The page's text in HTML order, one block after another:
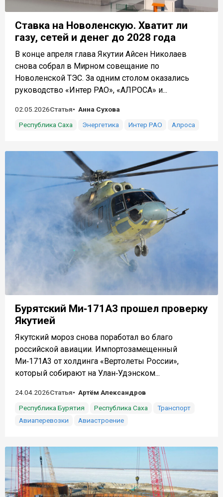
Ставка на Новоленскую. Хватит ли
газу, сетей и денег до 2028 года
В конце апреля глава Якутии Айсен Николаев
снова собрал в Мирном совещание по
Новоленской ТЭС. За одним столом оказались
руководство «Интер РАО», «АЛРОСА» и...
02.05.2026Статья
Анна Сухова
Республика Саха
Энергетика Интер РАО Алроса
Бурятский Ми‑171А3 прошел проверку
Якутией
Якутский мороз снова поработал во благо
российской авиации. Импортозамещенный
Ми‑171А3 от холдинга «Вертолеты России»,
который собирают на Улан‑Удэнском...
24.04.2026Статья
Артём Александров
Республика Бурятия
Республика Саха
Транспорт
Авиаперевозки
Авиастроение